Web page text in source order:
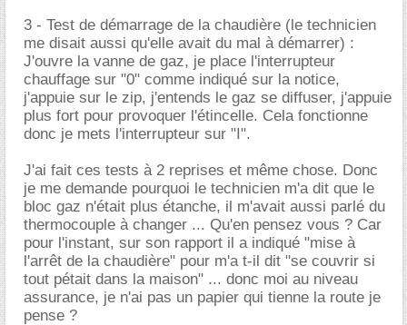
3 - Test de démarrage de la chaudière (le technicien
me disait aussi qu'elle avait du mal à démarrer) :
J'ouvre la vanne de gaz, je place l'interrupteur
chauffage sur "0" comme indiqué sur la notice,
j'appuie sur le zip, j'entends le gaz se diffuser, j'appuie
plus fort pour provoquer l'étincelle. Cela fonctionne
donc je mets l'interrupteur sur "I".
J'ai fait ces tests à 2 reprises et même chose. Donc
je me demande pourquoi le technicien m'a dit que le
bloc gaz n'était plus étanche, il m'avait aussi parlé du
thermocouple à changer ... Qu'en pensez vous ? Car
pour l'instant, sur son rapport il a indiqué "mise à
l'arrêt de la chaudière" pour m'a t-il dit "se couvrir si
tout pétait dans la maison" ... donc moi au niveau
assurance, je n'ai pas un papier qui tienne la route je
pense ?